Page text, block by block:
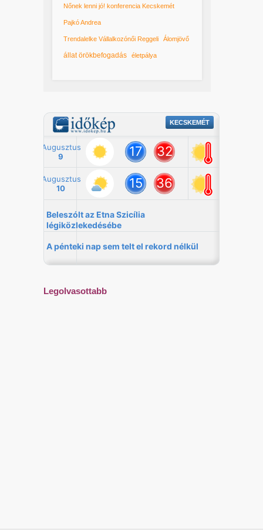
Nőnek lenni jó! konferencia Kecskemét
Pajkó Andrea
Trendalelke Vállalkozónői Reggeli Álomjövő
állat örökbefogadás életpálya
Legolvasottabb